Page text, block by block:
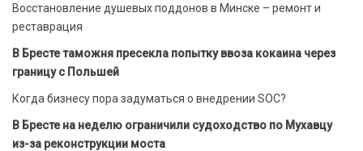
Восстановление душевых поддонов в Минске – ремонт и
реставрация
В Бресте таможня пресекла попытку ввоза кокаина через
границу с Польшей
Когда бизнесу пора задуматься о внедрении SOC?
В Бресте на неделю ограничили судоходство по Мухавцу
из-за реконструкции моста